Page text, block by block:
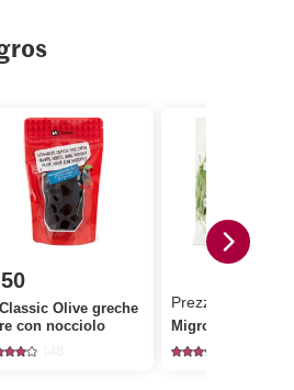
Olive greche
con nocciolo
Prezzo del giorno
Migros Fagiolini